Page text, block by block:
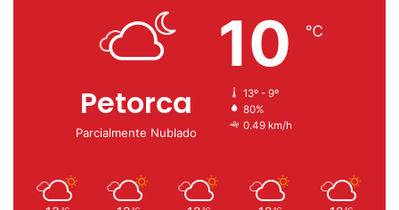
Petorca
Parcialmente Nublado
10 ℃
13º - 9º
80%
0.49 km/h